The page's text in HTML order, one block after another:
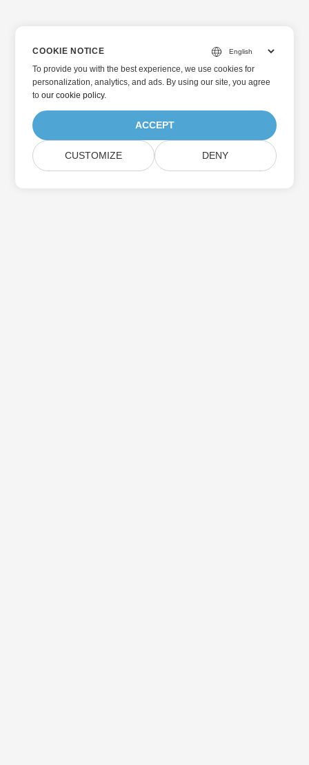
COOKIE NOTICE
To provide you with the best experience, we use cookies for
personalization, analytics, and ads. By using our site, you agree
toour cookie policy.
ACCEPT
CUSTOMIZE DENY